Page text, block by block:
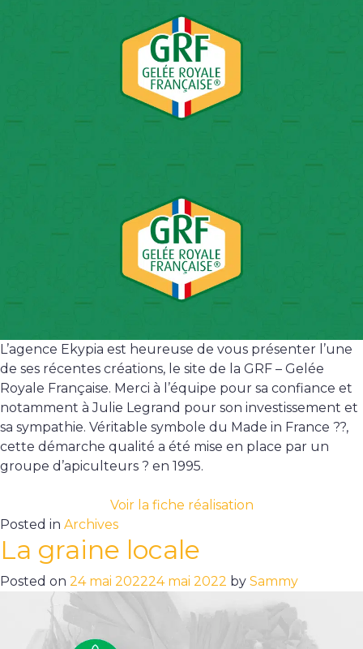
L’agence Ekypia est heureuse de vous présenter l’une
de ses récentes créations, le site de la GRF – Gelée
Royale Française. Merci à l’équipe pour sa confiance et
notamment à Julie Legrand pour son investissement et
sa sympathie. Véritable symbole du Made in France ??,
cette démarche qualité a été mise en place par un
groupe d’apiculteurs ? en 1995.
Voir la fiche réalisation
Posted in Archives
La graine locale
Posted on 24 mai 202224 mai 2022 by Sammy